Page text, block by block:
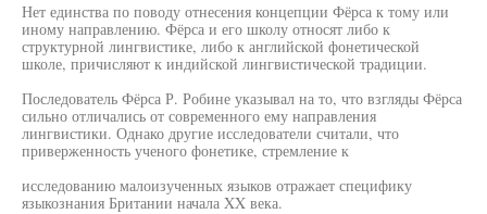
Нет единства по поводу отнесения концепции Фёрса к тому или
иному направлению. Фёрса и его школу относят либо к
структурной лингвистике, либо к английской фонетической
школе, причисляют к индийской лингвистической традиции.
Последователь Фёрса Р. Робине указывал на то, что взгляды Фёрса
сильно отличались от современного ему направления
лингвистики. Однако другие исследователи считали, что
приверженность ученого фонетике, стремление к
исследованию малоизученных языков отражает специфику
языкознания Британии начала XX века.